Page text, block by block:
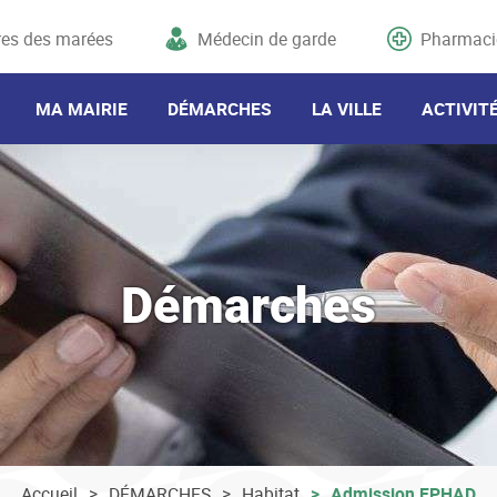
des marées Médecin de garde
MA MAIRIE DÉMARCHES LA VILLE
Démarches